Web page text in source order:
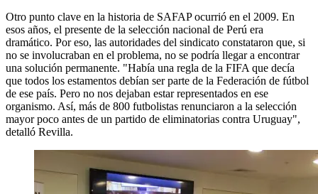
Otro punto clave en la historia de SAFAP ocurrió en el 2009. En
esos años, el presente de la selección nacional de Perú era
dramático. Por eso, las autoridades del sindicato constataron que, si
no se involucraban en el problema, no se podría llegar a encontrar
una solución permanente. "Había una regla de la FIFA que decía
que todos los estamentos debían ser parte de la Federación de fútbol
de ese país. Pero no nos dejaban estar representados en ese
organismo. Así, más de 800 futbolistas renunciaron a la selección
mayor poco antes de un partido de eliminatorias contra Uruguay",
detalló Revilla.